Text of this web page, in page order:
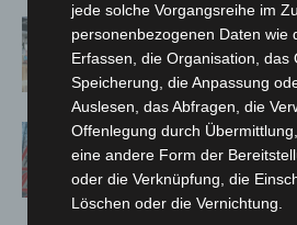
Kunst trifft
Susann Mehring
Jacques’ Wein-
A2: Zweite
zwischen
Bothfeld
jede solche Vorgangsreihe im
personenbezogenen Daten wie
Erfassen, die Organisation, das
Speicherung, die Anpassung
Auslesen, das Abfragen, die
Offenlegung durch
eine andere Form der
oder die Verknüpfung, die
Löschen oder die Vernichtung.